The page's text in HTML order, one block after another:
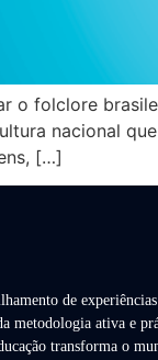
o folclore
nacional
[…]
de
metodologia ativa e
transforma o